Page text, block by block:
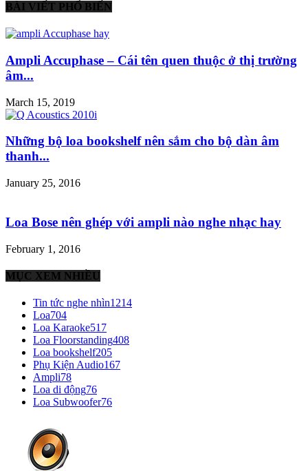
BÀI VIẾT PHỔ BIẾN
Ampli Accuphase – Cái tên quen thuộc ở thị trường
âm...
March 15, 2019
Những bộ loa bookshelf nên sắm cho bộ dàn âm
thanh...
January 25, 2016
Loa Bose nên ghép với ampli nào nghe nhạc hay
February 1, 2016
MỤC XEM NHIỀU
Tin tức nghe nhìn1214
Loa704
Loa Karaoke517
Loa Floorstanding408
Loa bookshelf205
Phụ Kiện Audio167
Ampli78
Loa di động76
Loa Subwoofer76